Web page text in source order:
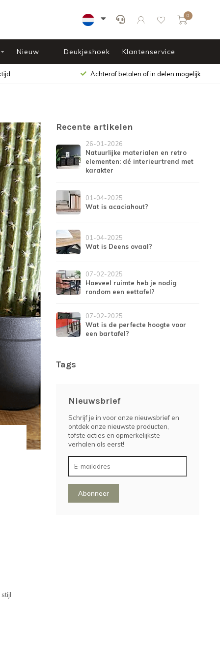
0
Nieuw Deukjeshoek Klantenservice
Achteraf betalen of in delen mogelijk
Recente artikelen
26-01-2026
Natuurlijke materialen en retro
elementen: dé interieurtrend met
karakter
01-04-2025
Wat is acaciahout?
01-04-2025
Wat is Deens ovaal?
07-02-2025
Hoeveel ruimte heb je nodig
rondom een eettafel?
07-02-2025
Wat is de perfecte hoogte voor
een bartafel?
Tags
Nieuwsbrief
Schrijf je in voor onze nieuwsbrief en
ontdek onze nieuwste producten,
tofste acties en opmerkelijkste
verhalen als eerst!
Abonneer